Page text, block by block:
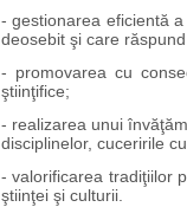
- gestionarea eficientă
deosebit şi care
- promovarea cu
ştiinţifice;
- realizarea unui
disciplinelor, cuceririle
- valorificarea tradiţiilor
ştiinţei şi culturii.